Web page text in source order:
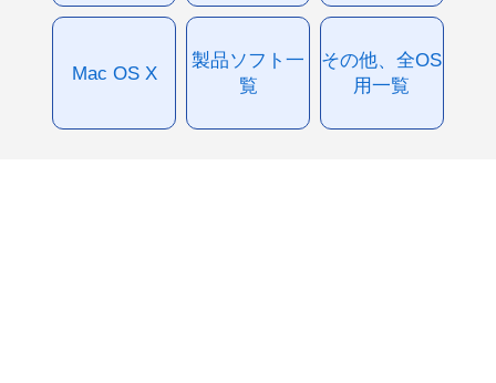
Mac OS X
製品ソフト一
覧
その他、全OS
用一覧